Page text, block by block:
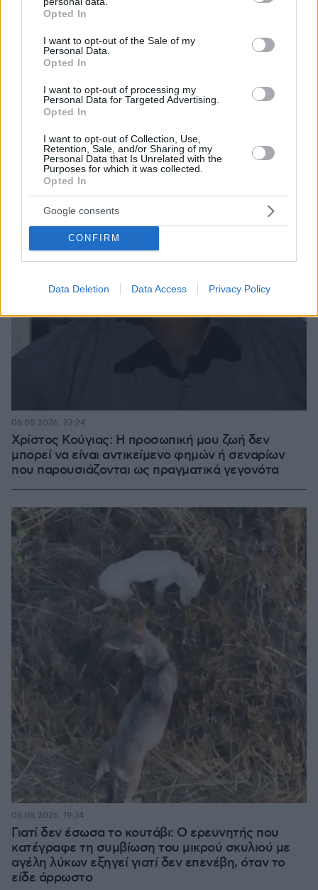
grant or deny consent to Google and its third-party tags to
use your data for below specified purposes in below Google
consent section.
Opted In
I want to opt-out of the Sale of my
Personal Data.
Opted In
I want to opt-out of processing my
Personal Data for Targeted Advertising.
Opted In
I want to opt-out of Collection, Use,
Retention, Sale, and/or Sharing of my
Personal Data that Is Unrelated with the
Purposes for which it was collected.
Opted In
Google consents
CONFIRM
Data Deletion Data Access Privacy Policy
Στη ΓΑΔΑ κρατείται η 46χρονη που κατηγορείται
για την επίθεση στη Marfin, δείτε βίντεο και
Χρίστος Κούγιας: Η προσωπική μου ζωή δεν
μπορεί να είναι αντικείμενο φημών ή σεναρίων
που παρουσιάζονται ως πραγματικά γεγονότα
06.08.2026, 22:24
Γιατί δεν έσωσα το κουτάβι: Ο ερευνητής που
κατέγραφε τη συμβίωση του μικρού σκυλιού με
αγέλη λύκων εξηγεί γιατί δεν επενέβη, όταν το
είδε άρρωστο
06.08.2026, 19:34